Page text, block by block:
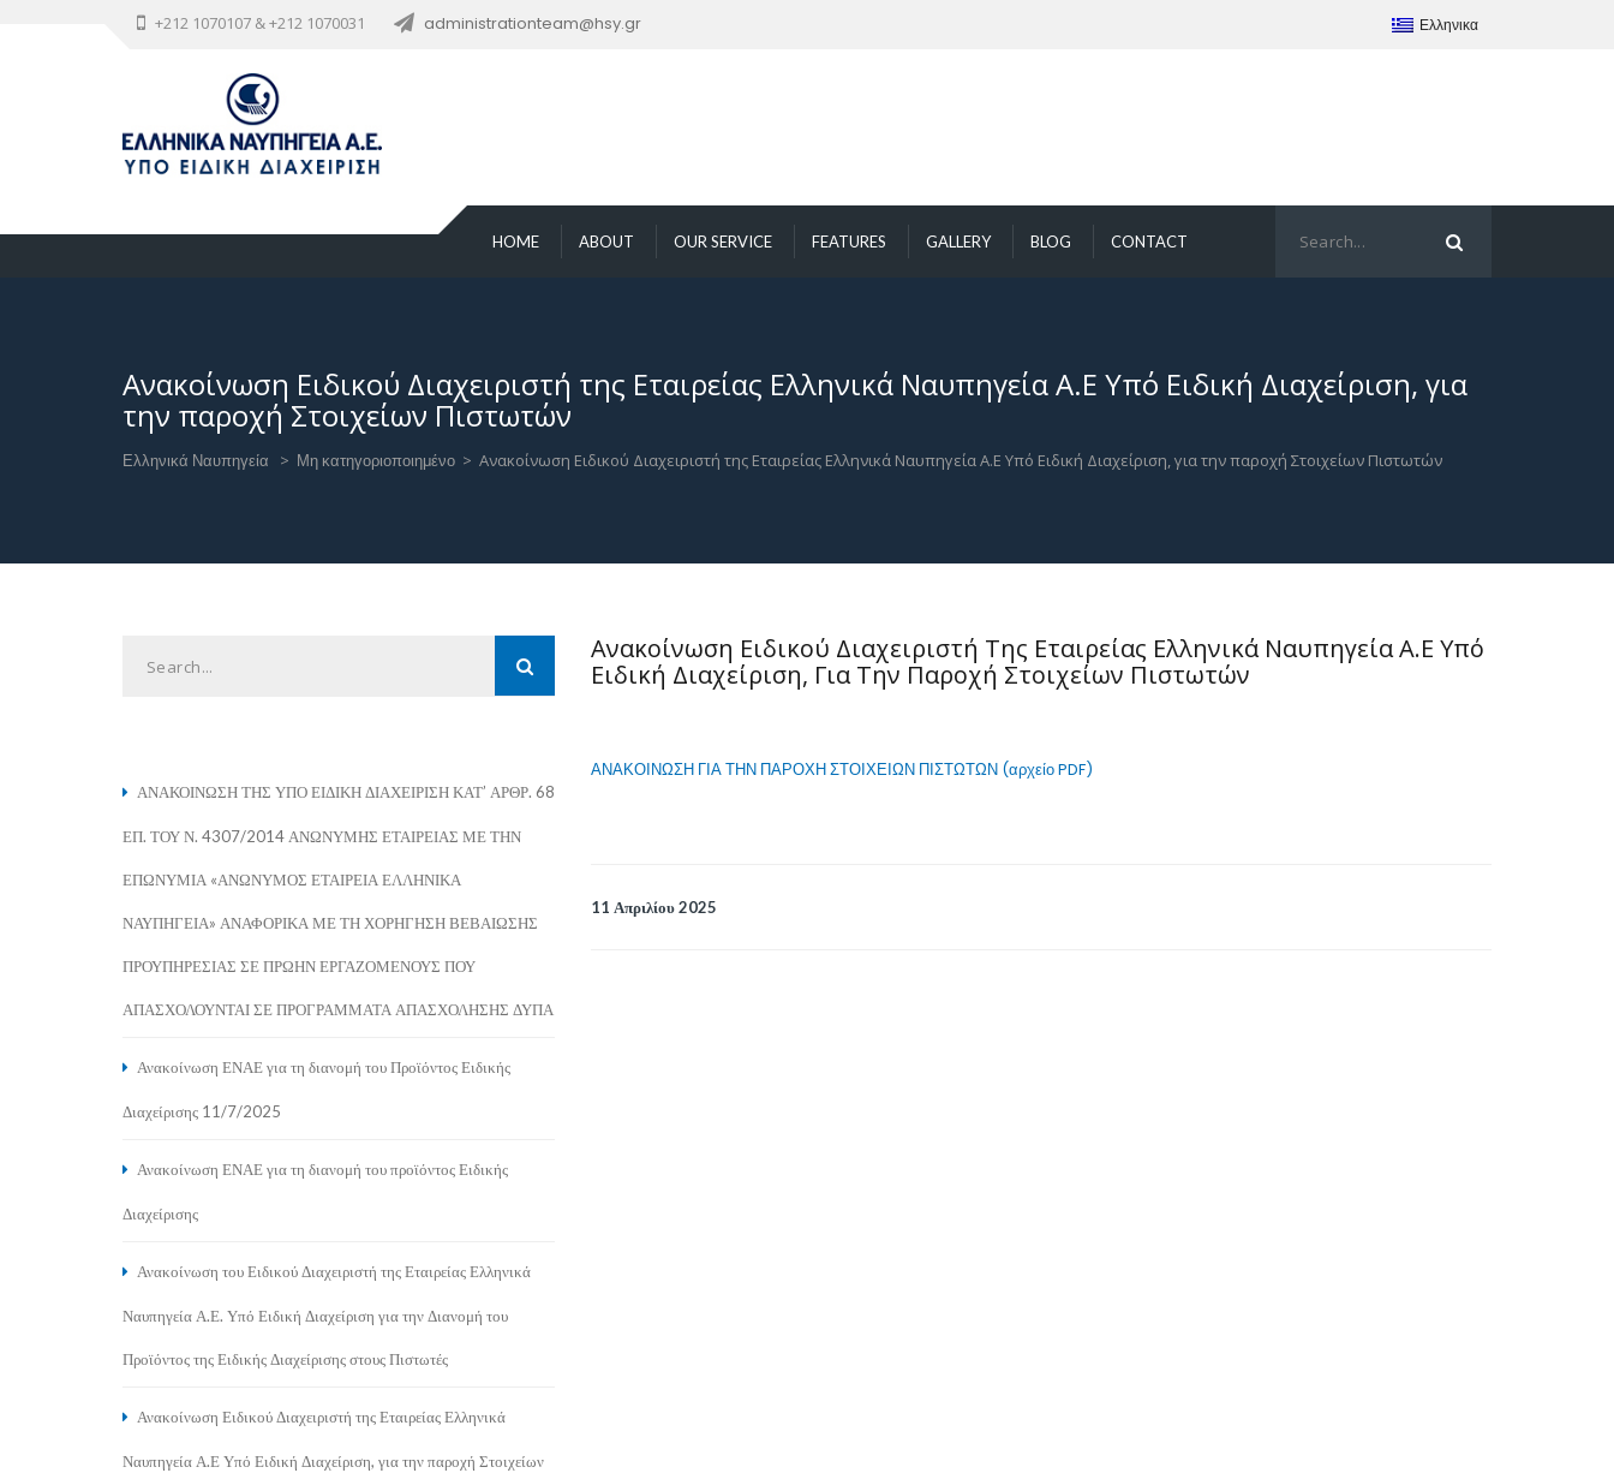
+212 1070107 & +212 1070031 administrationteam@hsy.gr Ελληνικα
HOME ABOUT OUR SERVICE FEATURES GALLERY BLOG CONTACT
Ανακοίνωση Ειδικού Διαχειριστή της Εταιρείας Ελληνικά Ναυπηγεία Α.Ε Υπό Ειδική Διαχείριση, για
την παροχή Στοιχείων Πιστωτών
Ελληνικά Ναυπηγεία > Μη κατηγοριοποιημένο > Ανακοίνωση Ειδικού Διαχειριστή της Εταιρείας Ελληνικά Ναυπηγεία Α.Ε Υπό Ειδική Διαχείριση, για την παροχή Στοιχείων Πιστωτών
Ανακοίνωση Ειδικού Διαχειριστή Της Εταιρείας Ελληνικά Ναυπηγεία Α.Ε Υπό
Ειδική Διαχείριση, Για Την Παροχή Στοιχείων Πιστωτών
ΑΝΑΚΟΙΝΩΣΗ ΓΙΑ ΤΗΝ ΠΑΡΟΧΗ ΣΤΟΙΧΕΙΩΝ ΠΙΣΤΩΤΩΝ (αρχείο PDF)
11 Απριλίου 2025
ΑΝΑΚΟΙΝΩΣΗ ΤΗΣ ΥΠΟ ΕΙΔΙΚΗ ΔΙΑΧΕΙΡΙΣΗ ΚΑΤ’ ΑΡΘΡ. 68
ΕΠ. ΤΟΥ Ν. 4307/2014 ΑΝΩΝΥΜΗΣ ΕΤΑΙΡΕΙΑΣ ΜΕ ΤΗΝ
ΕΠΩΝΥΜΙΑ «ΑΝΩΝΥΜΟΣ ΕΤΑΙΡΕΙΑ ΕΛΛΗΝΙΚΑ
ΝΑΥΠΗΓΕΙΑ» ΑΝΑΦΟΡΙΚΑ ΜΕ ΤΗ ΧΟΡΗΓΗΣΗ ΒΕΒΑΙΩΣΗΣ
ΠΡΟΥΠΗΡΕΣΙΑΣ ΣΕ ΠΡΩΗΝ ΕΡΓΑΖΟΜΕΝΟΥΣ ΠΟΥ
ΑΠΑΣΧΟΛΟΥΝΤΑΙ ΣΕ ΠΡΟΓΡΑΜΜΑΤΑ ΑΠΑΣΧΟΛΗΣΗΣ ΔΥΠΑ
Ανακοίνωση ΕΝΑΕ για τη διανομή του Προϊόντος Ειδικής
Διαχείρισης 11/7/2025
Ανακοίνωση ΕΝΑΕ για τη διανομή του προϊόντος Ειδικής
Διαχείρισης
Ανακοίνωση του Ειδικού Διαχειριστή της Εταιρείας Ελληνικά
Ναυπηγεία Α.Ε. Υπό Ειδική Διαχείριση για την Διανομή του
Προϊόντος της Ειδικής Διαχείρισης στους Πιστωτές
Ανακοίνωση Ειδικού Διαχειριστή της Εταιρείας Ελληνικά
Ναυπηγεία Α.Ε Υπό Ειδική Διαχείριση, για την παροχή Στοιχείων